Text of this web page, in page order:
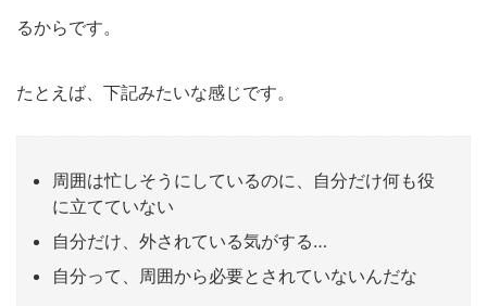
るからです。
たとえば、下記みたいな感じです。
周囲は忙しそうにしているのに、自分だけ何も役
に立てていない
自分だけ、外されている気がする…
自分って、周囲から必要とされていないんだな